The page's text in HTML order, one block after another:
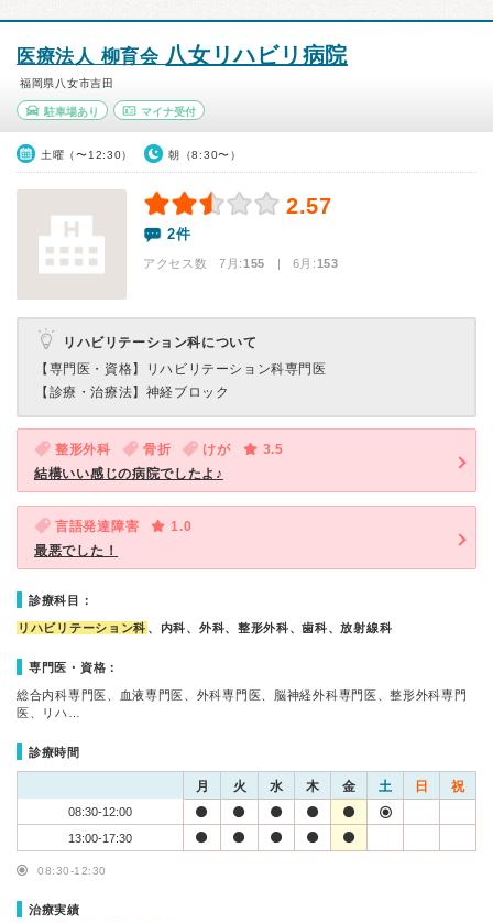
医療法人 柳育会 八女リハビリ病院
福岡県八女市吉田
駐車場あり マイナ受付
土曜（〜12:30） 朝（8:30〜）
2.57
2件
アクセス数 7月:155 | 6月:153
リハビリテーション科について
【専門医・資格】
リハビリテーション科専門医
【診療・治療法】 神経ブロック
整形外科 骨折 けが
3.5
結構いい感じの病院でしたよ♪
言語発達障害
1.0
最悪でした！
診療科目：
リハビリテーション科 、内科、外科、整形外科、歯科、放射線科
専門医・資格：
総合内科専門医、血液専門医、外科専門医、脳神経外科専門医、整形外科専門
医、リハ…
診療時間
月 火 水 木 金 土 日 祝
08:30-12:00
13:00-17:30
08:30-12:30
治療実績